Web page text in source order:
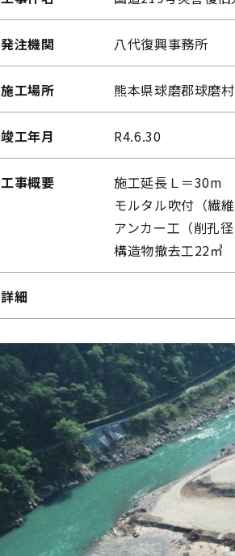
発注機関 八代復興事務所
施工場所 熊本県球磨郡球磨
竣工年月 R4.6.30
工事概要
施工延長Ｌ＝30m
モルタル吹付（繊
アンカー工（削孔
構造物撤去工22
詳細